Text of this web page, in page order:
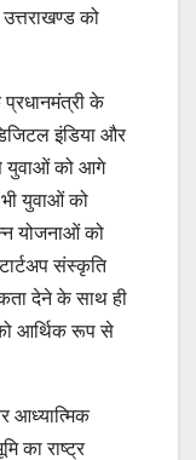
को
के
इंडिया और
युवाओं को आगे
युवाओं को
योजनाओं को
संस्कृति
देने के साथ ही
आर्थिक रूप से
आध्यात्मिक
का राष्ट्र